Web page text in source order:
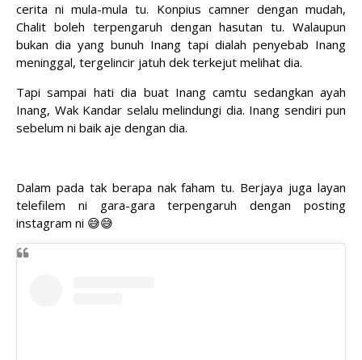
cerita ni mula-mula tu. Konpius camner dengan mudah,
Chalit boleh terpengaruh dengan hasutan tu. Walaupun
bukan dia yang bunuh Inang tapi dialah penyebab Inang
meninggal, tergelincir jatuh dek terkejut melihat dia.
Tapi sampai hati dia buat Inang camtu sedangkan ayah
Inang, Wak Kandar selalu melindungi dia. Inang sendiri pun
sebelum ni baik aje dengan dia.
Dalam pada tak berapa nak faham tu. Berjaya juga layan
telefilem ni gara-gara terpengaruh dengan posting
instagram ni 😅😅